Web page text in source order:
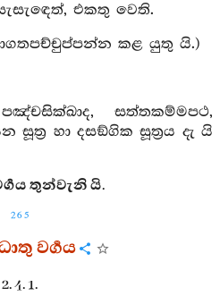
එකතු වෙති.
කළ යුතු යි.)
සත්තකම්මපථ,
හා දසඞ්ගික සූත්‍රය දැ යි
තුන්වැනි යි.
265
වර්‍ගය
2. 4. 1.